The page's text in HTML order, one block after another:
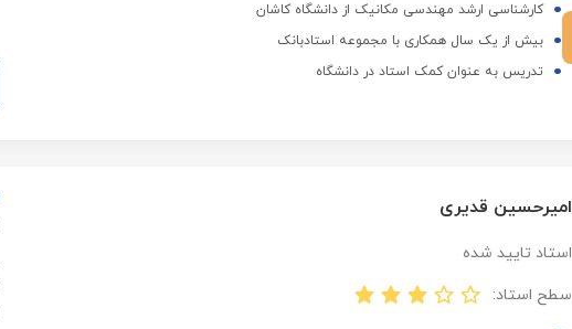
کارشناسی ارشد مهندسی مکانیک از دانشگاه کاشان
بیش از یک سال همکاری با مجموعه استادبانک
تدریس به عنوان کمک استاد در دانشگاه
امیرحسین قدیری
استاد تایید شده
سطح استاد: